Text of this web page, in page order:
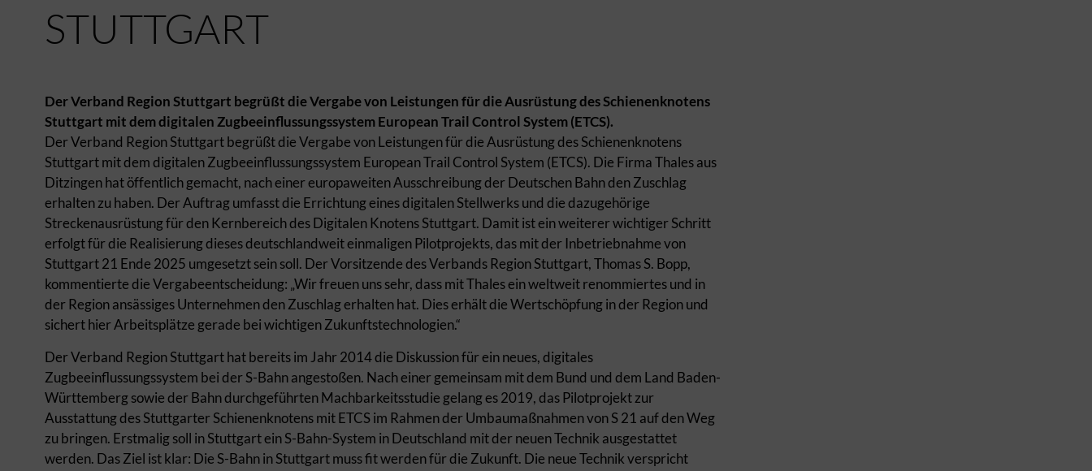
TUTTGART
Der Verband Region Stuttgart begrüßt die Vergabe von Leistungen für die Ausrüstung des Schienenknotens
Stuttgart mit dem digitalen Zugbeeinflussungssystem European Trail Control System (ETCS).
Der Verband Region Stuttgart begrüßt die Vergabe von Leistungen für die Ausrüstung des Schienenknotens
Stuttgart mit dem digitalen Zugbeeinflussungssystem European Trail Control System (ETCS). Die Firma Thales aus
Ditzingen hat öffentlich gemacht, nach einer europaweiten Ausschreibung der Deutschen Bahn den Zuschlag
erhalten zu haben. Der Auftrag umfasst die Errichtung eines digitalen Stellwerks und die dazugehörige
Streckenausrüstung für den Kernbereich des Digitalen Knotens Stuttgart. Damit ist ein weiterer wichtiger Schritt
erfolgt für die Realisierung dieses deutschlandweit einmaligen Pilotprojekts, das mit der Inbetriebnahme von
Stuttgart 21 Ende 2025 umgesetzt sein soll. Der Vorsitzende des Verbands Region Stuttgart, Thomas S. Bopp,
kommentierte die Vergabeentscheidung: „Wir freuen uns sehr, dass mit Thales ein weltweit renommiertes und in
der Region ansässiges Unternehmen den Zuschlag erhalten hat. Dies erhält die Wertschöpfung in der Region und
sichert hier Arbeitsplätze gerade bei wichtigen Zukunftstechnologien.“
Der Verband Region Stuttgart hat bereits im Jahr 2014 die Diskussion für ein neues, digitales
Zugbeeinflussungssystem bei der S-Bahn angestoßen. Nach einer gemeinsam mit dem Bund und dem Land Baden-
Württemberg sowie der Bahn durchgeführten Machbarkeitsstudie gelang es 2019, das Pilotprojekt zur
Ausstattung des Stuttgarter Schienenknotens mit ETCS im Rahmen der Umbaumaßnahmen von S 21 auf den Weg
zu bringen. Erstmalig soll in Stuttgart ein S-Bahn-System in Deutschland mit der neuen Technik ausgestattet
werden. Das Ziel ist klar: Die S-Bahn in Stuttgart muss fit werden für die Zukunft. Die neue Technik verspricht